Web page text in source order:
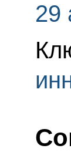
29